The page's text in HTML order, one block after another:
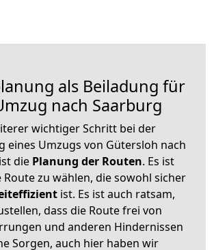
als Beiladung für
nach Saarburg
wichtiger Schritt bei der
eines Umzugs von Gütersloh nach
die Planung der Routen. Es ist
zu wählen, die sowohl sicher
ist. Es ist auch ratsam,
dass die Route frei von
und anderen Hindernissen
Sorgen, auch hier haben wir